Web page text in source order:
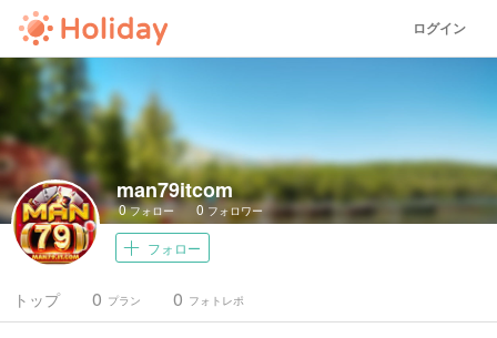
ログイン
man79itcom
0フォロー 0 フォロワー
フォロー
トップ プラン
0 フォトレポ
0